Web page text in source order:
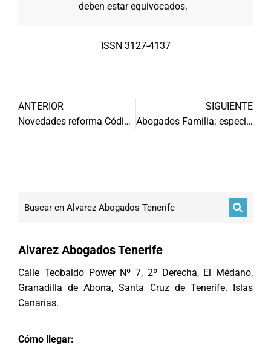
deben estar equivocados.
ISSN 3127-4137
ANTERIOR
Novedades reforma Código Penal
SIGUIENTE
Abogados Familia: especialistas divorcios
Alvarez Abogados Tenerife
Calle Teobaldo Power Nº 7, 2º Derecha, El Médano,
Granadilla de Abona, Santa Cruz de Tenerife. Islas
Canarias.
Cómo llegar: